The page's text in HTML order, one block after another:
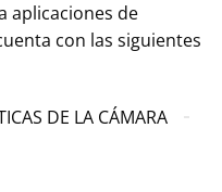
aplicaciones de
con las siguientes
DE LA CÁMARA